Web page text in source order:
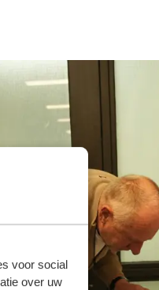
voor social
over uw